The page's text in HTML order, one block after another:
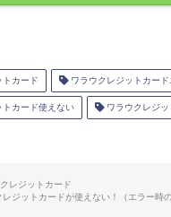
カード ワラウクレジットカード
カード使えない ワラウクレジッ
クレジットカード
レジットカードが使えない！（エラー時